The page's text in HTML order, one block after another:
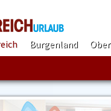
Burgenland